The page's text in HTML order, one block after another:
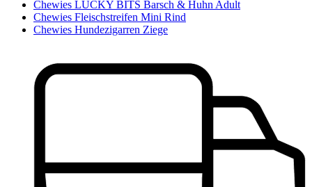
Chewies LUCKY BITS Barsch & Huhn Adult
Chewies Fleischstreifen Mini Rind
Chewies Hundezigarren Ziege